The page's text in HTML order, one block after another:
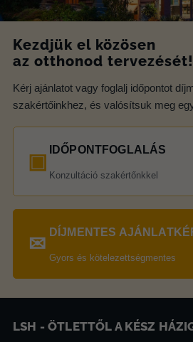
Kezdjük el közösen
az otthonod tervezését!
Kérj ajánlatot vagy foglalj időpontot
szakértőinkhez, és valósítsuk meg
▣ IDŐPONTFOGLALÁS
Konzultáció szakértőnkkel
✉ DÍJMENTES
Gyors és kötelezettségmentes
LSH - ÖTLETTŐL A KÉSZ